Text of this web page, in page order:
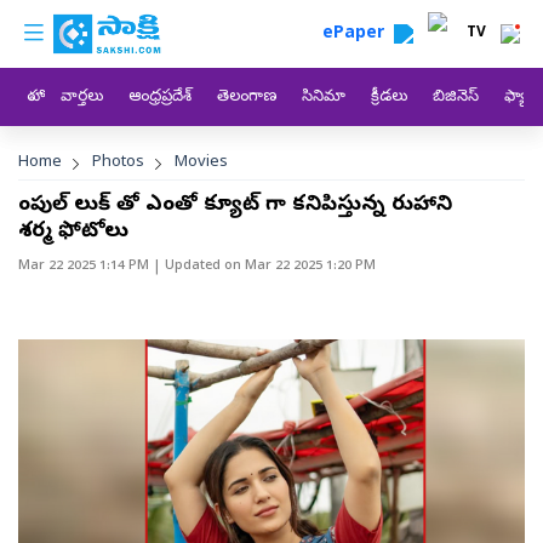
Skip to main content
custom menu ePaper TV
హోం వార్తలు ఆంధ్రప్రదేశ్ తెలంగాణ సినిమా క్రీడలు బిజినెస్
Breadcrumb
Home Photos Movies
సింపుల్ లుక్ తో ఎంతో క్యూట్ గా కనిపిస్తున్న రుహాని
శర్మ ఫోటోలు
Mar 22 2025 1:14 PM | Updated on Mar 22 2025 1:20 PM